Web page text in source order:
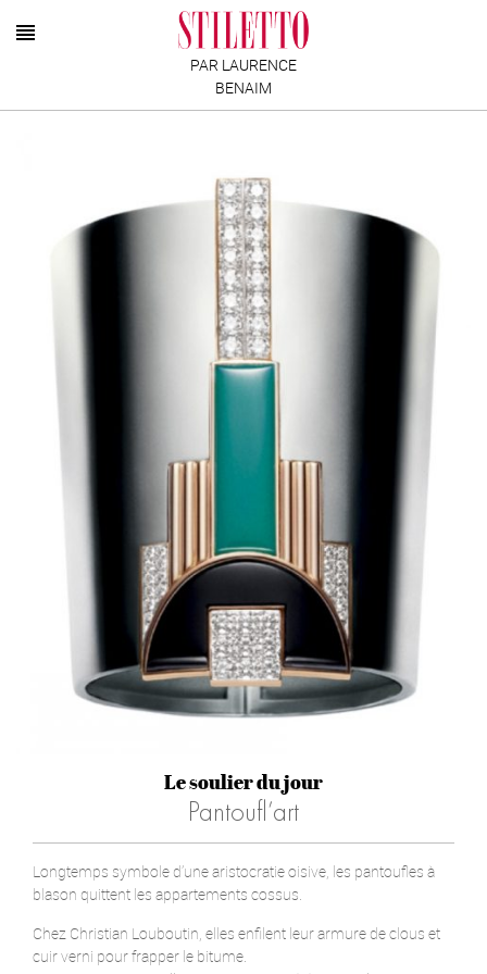
PAR LAURENCE
BENAIM
Le soulier du jour
Pantoufl’art
Longtemps symbole d’une aristocratie oisive, les pantoufles à
blason quittent les appartements cossus.
Chez Christian Louboutin, elles enfilent leur armure de clous et
cuir verni pour frapper le bitume.